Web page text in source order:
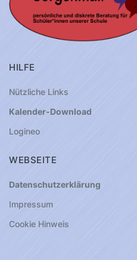
HILFE
Nützliche Links
Kalender-Download
Logineo
WEBSEITE
Datenschutzerklärung
Impressum
Cookie Hinweis